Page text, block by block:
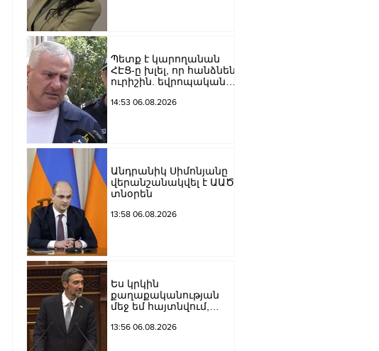
պետականության,
ազգային արժեքների և
արդարու
Պետք է կարողանան
ՀԷՑ-ը խլել, որ հանձնեն
ուրիշին. եվրոպական
քայլ գնում ենք առաջ.
14:53 06.08.2026
Անդրանիկ Սիմոնյանը
վերանշանակվել է ԱԱԾ
տնօրեն
13:58 06.08.2026
Ես կրկին
քաղաքականության
մեջ եմ հայտնվում,
«Քաղաքացիական
13:56 06.08.2026